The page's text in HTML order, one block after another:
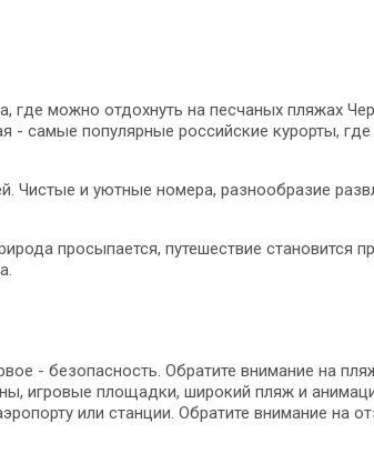
можно отдохнуть на песчаных пляжах
- самые популярные российские курорты,
и уютные номера, разнообразие
просыпается, путешествие становится
- безопасность. Обратите внимание на
игровые площадки, широкий пляж и
или станции. Обратите внимание на